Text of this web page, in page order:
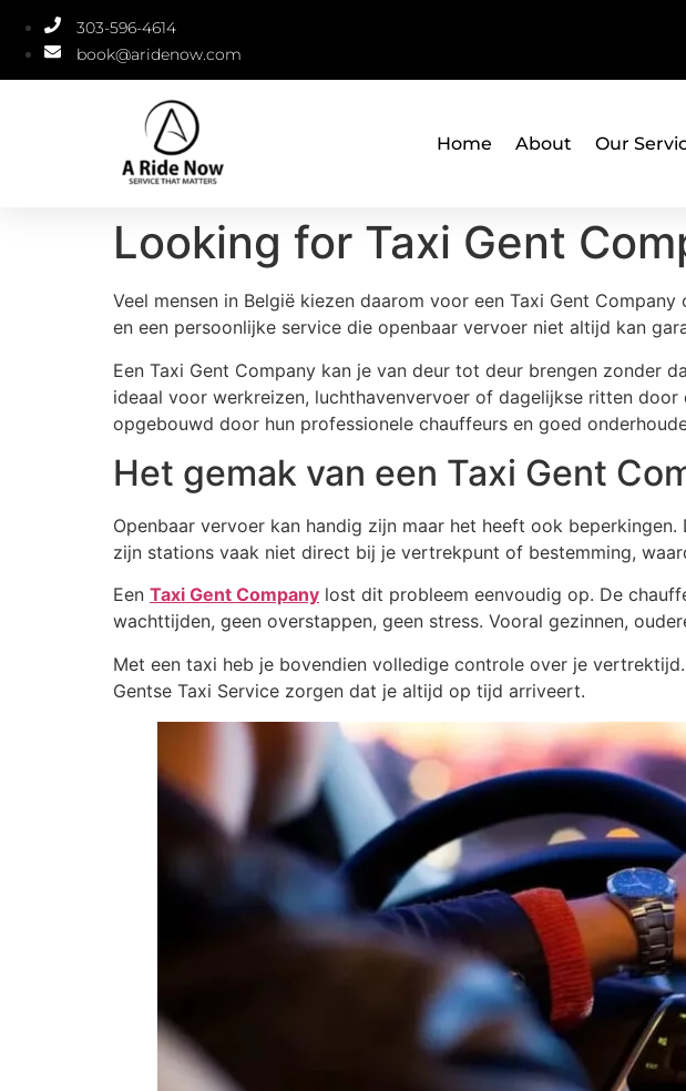
303-596-4614
book@aridenow.com
Home About Our
Looking for Taxi Gent
Veel mensen in België kiezen daarom voor een Taxi Gent
en een persoonlijke service die openbaar vervoer niet altijd kan
Een Taxi Gent Company kan je van deur tot deur brengen zonder
ideaal voor werkreizen, luchthavenvervoer of dagelijkse ritten
opgebouwd door hun professionele chauffeurs en goed
Het gemak van een Taxi Gent
Openbaar vervoer kan handig zijn maar het heeft ook
zijn stations vaak niet direct bij je vertrekpunt of bestemming,
Een Taxi Gent Company lost dit probleem eenvoudig op. De
wachttijden, geen overstappen, geen stress. Vooral gezinnen,
Met een taxi heb je bovendien volledige controle over je
Gentse Taxi Service zorgen dat je altijd op tijd arriveert.